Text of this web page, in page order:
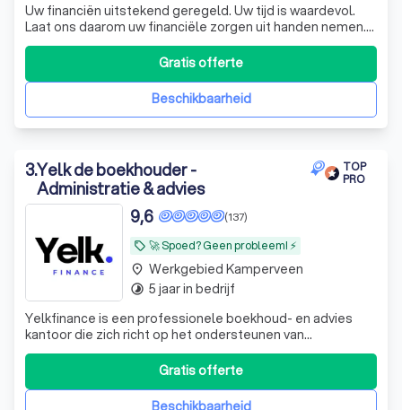
Uw financiën uitstekend geregeld. Uw tijd is waardevol.
Laat ons daarom uw financiële zorgen uit handen nemen.
De experts van KroessVisser beheren al uw financiële
processen van A tot Z, zodat u met een gerust hart kunt
ondernemen. KroessVisser | Finance - Tax - Advisory ☎️
Plan een GRATIS ADVIESBeschikbaarheid
Gratis offerte
3.Yelk de boekhouder -
Administratie & advies
TOP
PRO
local_offer 🚀 Spoed? Geen probleem! ⚡
(137)
9,6
Yelkfinance is een professionele boekhoud- en advies
kantoor die zich richt op het ondersteunen van
ondernemers en bedrijven in Nederland, maar wij helpen
ook particulieren met hun inkomstenbelasting. Met onze
expertise in financiële administratie, belastingadvies en
bedrijfsoptimalisatie helpen wij
Beschikbaarheid
Gratis offerte
place Werkgebied Kamperveen
timelapse 5 jaar in bedrijf